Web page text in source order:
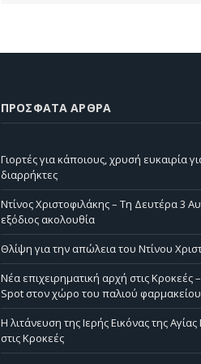
ΠΡΌΣΦΑΤΑ ΆΡΘΡΑ
Γιορτές για κάποιους, χρυσή ευκαιρία
διαρρήκτες
Ντίνος Χριστοφιλάκης – Τη Δευτέρα 3
εξόδιος ακολουθία
Θλίψη για την απώλεια του Ντίνου
Νέα επιχειρηματική αρχή στις Κροκεές
Spot στον χώρο του παλιού
Η λιτάνευση της Ιερής Εικόνας της
στις Κροκεές